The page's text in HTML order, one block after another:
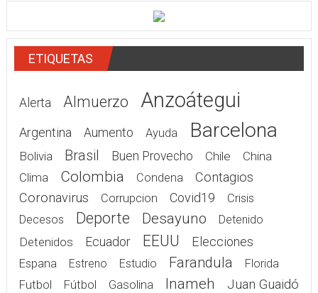
ETIQUETAS
Alerta Almuerzo Anzoátegui
Argentina Aumento Ayuda Barcelona
Bolivia Brasil Buen Provecho Chile
China
Clima
Colombia Condena
Contagios
Coronavirus
Corrupcion Covid19
Crisis
Decesos
Deporte Desayuno Detenido
Detenidos Ecuador EEUU Elecciones
Espana Estreno Estudio Farandula
Florida
Futbol
Fútbol Gasolina Inameh Juan Guaidó